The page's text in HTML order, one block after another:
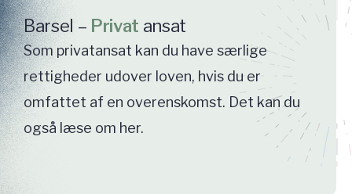
Barsel – Privat ansat
Som privatansat kan du have særlige
rettigheder udover loven, hvis du er
omfattet af en overenskomst. Det kan du
også læse om her.